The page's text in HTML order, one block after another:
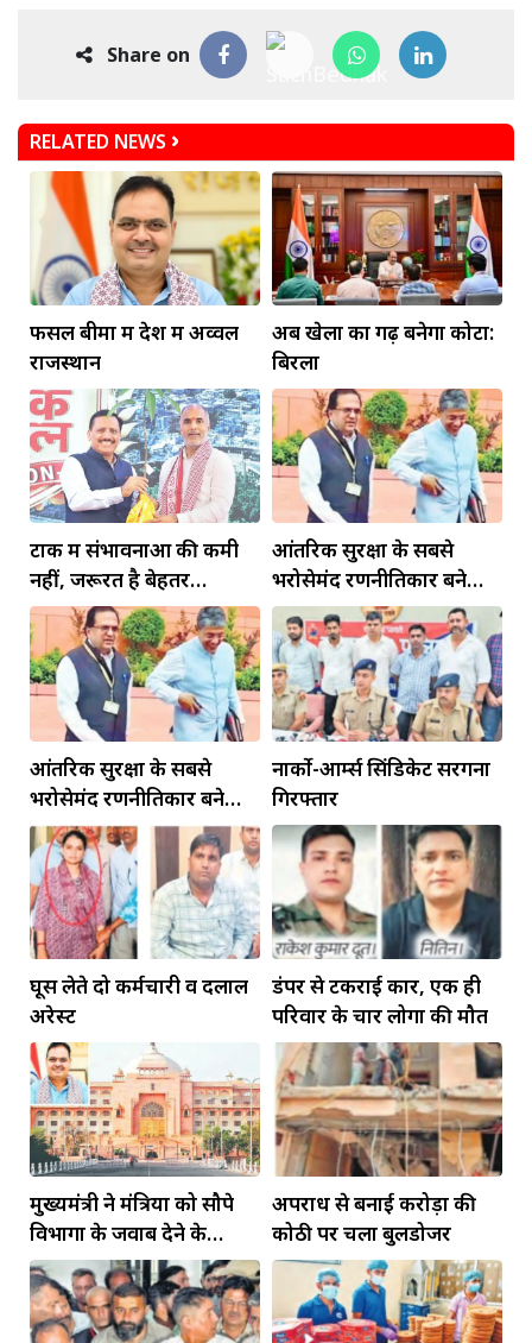
Share on
RELATED NEWS
फसल बीमा में देश में अव्वल
राजस्थान
अब खेलों का गढ़ बनेगा कोटा:
बिरला
टोंक में संभावनाओं की कमी
नहीं, जरूरत है बेहतर
इंफ्रास्ट्रक्चर की
आंतरिक सुरक्षा के सबसे
भरोसेमंद रणनीतिकार बने
रहेंगे गोविंद मोहन
आंतरिक सुरक्षा के सबसे
भरोसेमंद रणनीतिकार बने
रहेंगे गोविंद मोहन
नार्को-आर्म्स सिंडिकेट सरगना
गिरफ्तार
घूस लेते दो कर्मचारी व दलाल
अरेस्ट
डंपर से टकराई कार, एक ही
परिवार के चार लोगों की मौत
मुख्यमंत्री ने मंत्रियों को सौपे
विभागों के जवाब देने के
दायित्व
अपराध से बनाई करोड़ों की
कोठी पर चला बुलडोजर